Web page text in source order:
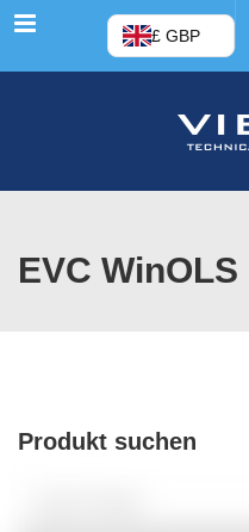
Menü £ GBP
EVC WinOLS
Produkt suchen